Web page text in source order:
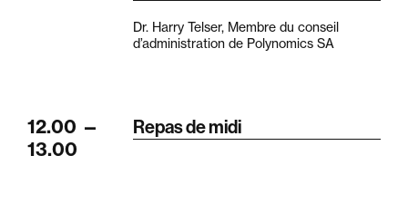
Dr. Harry Telser, Membre du conseil
d’administration de Polynomics SA
12.00 —
13.00
Repas de midi